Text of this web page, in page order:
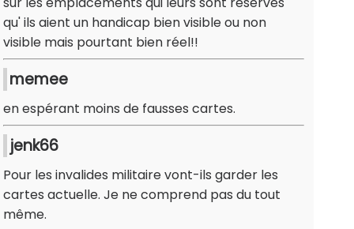
qu' ils aient un handicap bien visible ou non
visible mais pourtant bien réel!!
memee
en espérant moins de fausses cartes.
jenk66
Pour les invalides militaire vont-ils garder les
cartes actuelle. Je ne comprend pas du tout
même.